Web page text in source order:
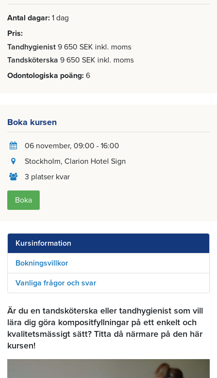
Antal dagar 1 dag
Pris
Tandhygienist 9 650 SEK inkl. moms
Tandsköterska 9 650 SEK inkl. moms
Odontologiska poäng 6
Boka kursen
06 november, 09:00 - 16:00
Stockholm, Clarion Hotel Sign
3 platser kvar
Boka
Kursinformation
Bokningsvillkor
Vanliga frågor och svar
Är du en tandsköterska eller tandhygienist som vill
lära dig göra kompositfyllningar på ett enkelt och
kvalitetsmässigt sätt? Titta då närmare på den här
kursen!